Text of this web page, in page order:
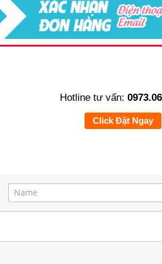
Hotline tư vấn:
Click Đặt Ngay